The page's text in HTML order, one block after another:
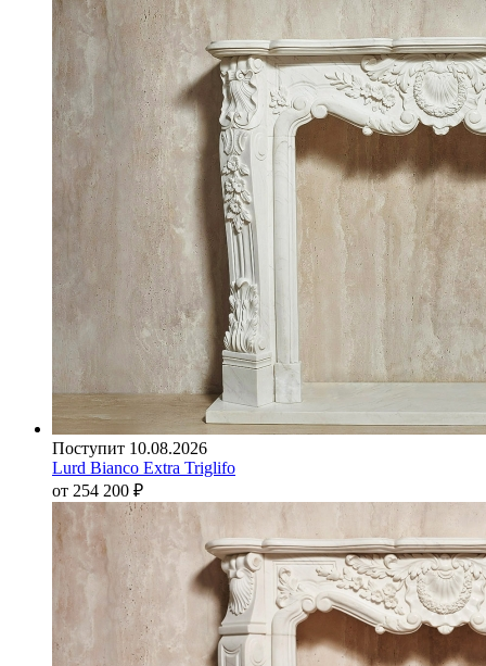
Поступит 10.08.2026
Lurd Bianco Extra Triglifo
от 254 200 ₽